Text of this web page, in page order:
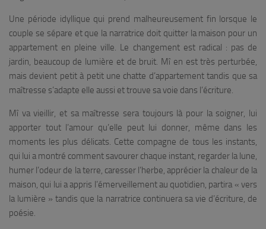
Une période idyllique qui prend malheureusement fin lorsque le
couple se sépare et que la narratrice doit quitter la maison pour un
appartement en pleine ville. Le changement est radical : pas de
jardin, beaucoup de lumière et de bruit. Mî en est très perturbée,
mais devient petit à petit une chatte d’appartement tandis que sa
maîtresse s’adapte elle aussi et trouve sa voie dans l’écriture.
Mî va vieillir, et sa maîtresse sera toujours là pour la soigner, lui
apporter tout l’amour qu’elle peut lui donner, même dans les
moments les plus délicats. Cette compagne de tous les instants,
qui lui a montré comment savourer chaque instant, regarder la lune,
humer l’odeur de la terre, caresser l’herbe, apprécier la chaleur de la
maison, qui lui a appris l’émerveillement au quotidien, partira « vers
la lumière » tandis que la narratrice continuera sa vie d’écriture, de
poésie.